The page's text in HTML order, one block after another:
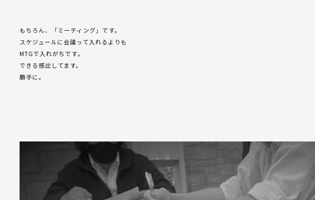
もちろん、「ミーティング」です。
スケジュールに会議って入れるよりも
MTGで入れがちです。
できる感出してます。
勝手に。